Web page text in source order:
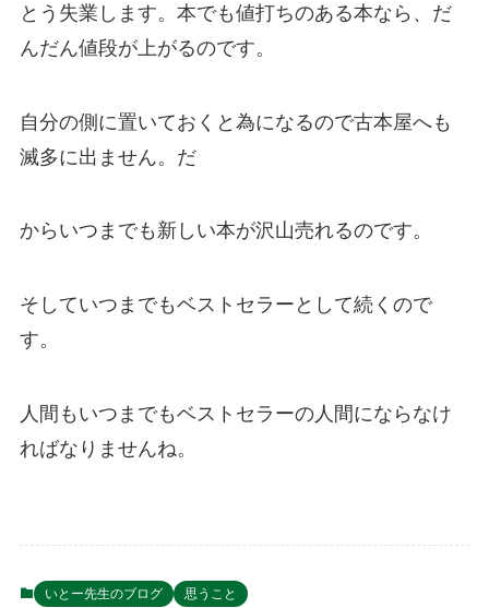
とう失業します。本でも値打ちのある本なら、だ
んだん値段が上がるのです。
自分の側に置いておくと為になるので古本屋へも
滅多に出ません。だ
からいつまでも新しい本が沢山売れるのです。
そしていつまでもベストセラーとして続くので
す。
人間もいつまでもベストセラーの人間にならなけ
ればなりませんね。
いとー先生のブログ 思うこと